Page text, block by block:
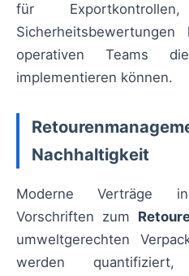
für
operativen Teams
implementieren können.
Nachhaltigkeit
Moderne Verträge
Vorschriften zum
umweltgerechten
werden